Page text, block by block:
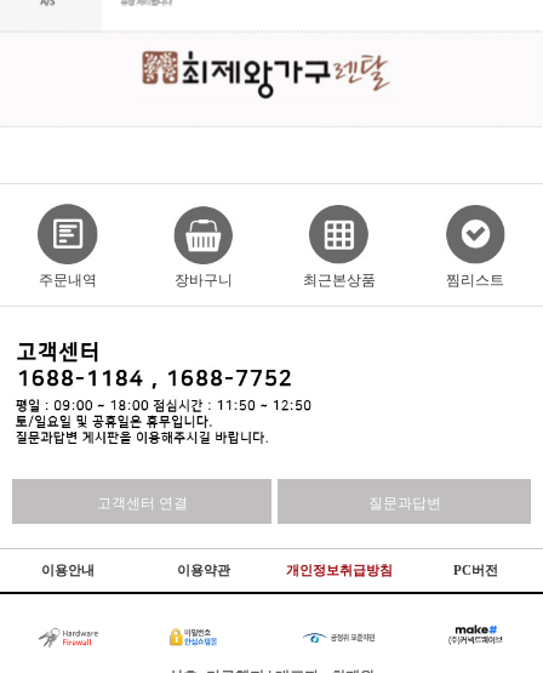
주문내역 장바구니 최근본상품 찜리스트
고객센터 연결 질문과답변
이용안내 이용약관 개인정보취급방침 PC버전